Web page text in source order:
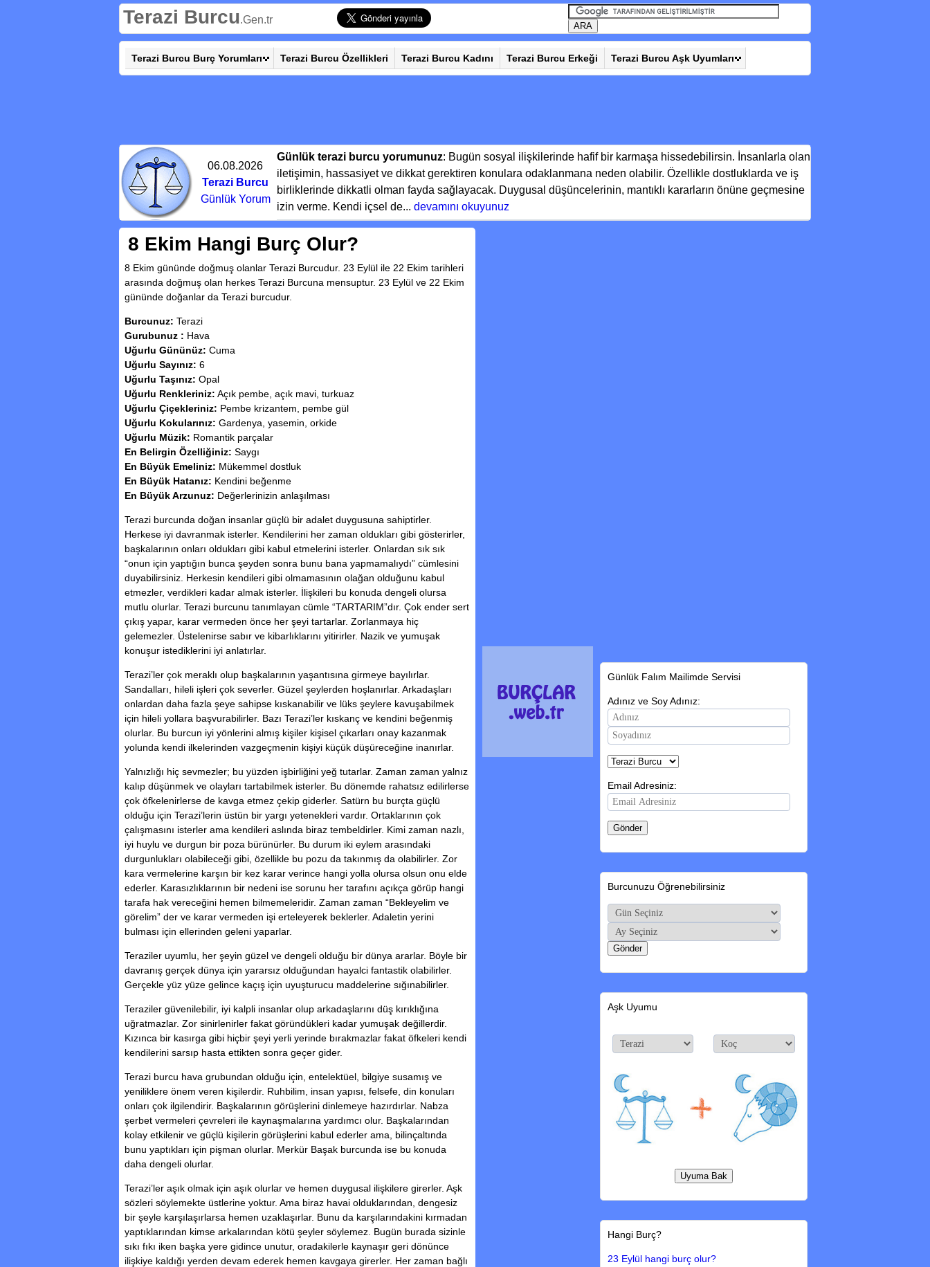
Terazi Burcu.Gen.tr
Terazi Burcu Burç Yorumları Terazi Burcu Özellikleri Terazi Burcu Kadını Terazi Burcu Erkeği Terazi Burcu Aşk Uyumları
06.08.2026
Terazi Burcu
Günlük Yorum
Günlük terazi burcu yorumunuz: Bugün sosyal ilişkilerinde hafif bir karmaşa hissedebilirsin. İnsanlarla olan
iletişimin, hassasiyet ve dikkat gerektiren konulara odaklanmana neden olabilir. Özellikle dostluklarda ve iş
birliklerinde dikkatli olman fayda sağlayacak. Duygusal düşüncelerinin, mantıklı kararların önüne geçmesine
izin verme. Kendi içsel de... devamını okuyunuz
8 Ekim Hangi Burç Olur?
8 Ekim gününde doğmuş olanlar Terazi Burcudur. 23 Eylül ile 22 Ekim tarihleri
arasında doğmuş olan herkes Terazi Burcuna mensuptur. 23 Eylül ve 22 Ekim
gününde doğanlar da Terazi burcudur.
Burcunuz: Terazi
Gurubunuz : Hava
Uğurlu Gününüz: Cuma
Uğurlu Sayınız: 6
Uğurlu Taşınız: Opal
Uğurlu Renkleriniz: Açık pembe, açık mavi, turkuaz
Uğurlu Çiçekleriniz: Pembe krizantem, pembe gül
Uğurlu Kokularınız: Gardenya, yasemin, orkide
Uğurlu Müzik: Romantik parçalar
En Belirgin Özelliğiniz: Saygı
En Büyük Emeliniz: Mükemmel dostluk
En Büyük Hatanız: Kendini beğenme
En Büyük Arzunuz: Değerlerinizin anlaşılması
Terazi burcunda doğan insanlar güçlü bir adalet duygusuna sahiptirler.
Herkese iyi davranmak isterler. Kendilerini her zaman oldukları gibi gösterirler,
başkalarının onları oldukları gibi kabul etmelerini isterler. Onlardan sık sık
“onun için yaptığın bunca şeyden sonra bunu bana yapmamalıydı” cümlesini
duyabilirsiniz. Herkesin kendileri gibi olmamasının olağan olduğunu kabul
etmezler, verdikleri kadar almak isterler. İlişkileri bu konuda dengeli olursa
mutlu olurlar. Terazi burcunu tanımlayan cümle “TARTARIM”dır. Çok ender sert
çıkış yapar, karar vermeden önce her şeyi tartarlar. Zorlanmaya hiç
gelemezler. Üstelenirse sabır ve kibarlıklarını yitirirler. Nazik ve yumuşak
konuşur istediklerini iyi anlatırlar.
Terazi’ler çok meraklı olup başkalarının yaşantısına girmeye bayılırlar.
Sandalları, hileli işleri çok severler. Güzel şeylerden hoşlanırlar. Arkadaşları
onlardan daha fazla şeye sahipse kıskanabilir ve lüks şeylere kavuşabilmek
için hileli yollara başvurabilirler. Bazı Terazi’ler kıskanç ve kendini beğenmiş
olurlar. Bu burcun iyi yönlerini almış kişiler kişisel çıkarları onay kazanmak
yolunda kendi ilkelerinden vazgeçmenin kişiyi küçük düşüreceğine inanırlar.
Yalnızlığı hiç sevmezler; bu yüzden işbirliğini yeğ tutarlar. Zaman zaman yalnız
kalıp düşünmek ve olayları tartabilmek isterler. Bu dönemde rahatsız edilirlerse
çok öfkelenirlerse de kavga etmez çekip giderler. Satürn bu burçta güçlü
olduğu için Terazi’lerin üstün bir yargı yetenekleri vardır. Ortaklarının çok
çalışmasını isterler ama kendileri aslında biraz tembeldirler. Kimi zaman nazlı,
iyi huylu ve durgun bir poza bürünürler. Bu durum iki eylem arasındaki
durgunlukları olabileceği gibi, özellikle bu pozu da takınmış da olabilirler. Zor
kara vermelerine karşın bir kez karar verince hangi yolla olursa olsun onu elde
ederler. Karasızlıklarının bir nedeni ise sorunu her tarafını açıkça görüp hangi
tarafa hak vereceğini hemen bilmemeleridir. Zaman zaman “Bekleyelim ve
görelim” der ve karar vermeden işi erteleyerek beklerler. Adaletin yerini
bulması için ellerinden geleni yaparlar.
Teraziler uyumlu, her şeyin güzel ve dengeli olduğu bir dünya ararlar. Böyle bir
davranış gerçek dünya için yararsız olduğundan hayalci fantastik olabilirler.
Gerçekle yüz yüze gelince kaçış için uyuşturucu maddelerine sığınabilirler.
Teraziler güvenilebilir, iyi kalpli insanlar olup arkadaşlarını düş kırıklığına
uğratmazlar. Zor sinirlenirler fakat göründükleri kadar yumuşak değillerdir.
Kızınca bir kasırga gibi hiçbir şeyi yerli yerinde bırakmazlar fakat öfkeleri kendi
kendilerini sarsıp hasta ettikten sonra geçer gider.
Terazi burcu hava grubundan olduğu için, entelektüel, bilgiye susamış ve
yeniliklere önem veren kişilerdir. Ruhbilim, insan yapısı, felsefe, din konuları
onları çok ilgilendirir. Başkalarının görüşlerini dinlemeye hazırdırlar. Nabza
şerbet vermeleri çevreleri ile kaynaşmalarına yardımcı olur. Başkalarından
kolay etkilenir ve güçlü kişilerin görüşlerini kabul ederler ama, bilinçaltında
bunu yaptıkları için pişman olurlar. Merkür Başak burcunda ise bu konuda
daha dengeli olurlar.
Terazi’ler aşık olmak için aşık olurlar ve hemen duygusal ilişkilere girerler. Aşk
sözleri söylemekte üstlerine yoktur. Ama biraz havai olduklarından, dengesiz
bir şeyle karşılaşırlarsa hemen uzaklaşırlar. Bunu da karşılarındakini kırmadan
yaptıklarından kimse arkalarından kötü şeyler söylemez. Bugün burada sizinle
sıkı fıkı iken başka yere gidince unutur, oradakilerle kaynaşır geri dönünce
ilişkiye kaldığı yerden devam ederek hemen kavgaya girerler. Her zaman bağlı
Günlük Falım Mailimde Servisi
Adınız ve Soy Adınız:
Email Adresiniz:
Burcunuzu Öğrenebilirsiniz
Aşk Uyumu
Hangi Burç?
23 Eylül hangi burç olur?